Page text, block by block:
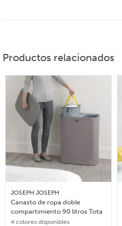
Productos relacionados
JOSEPH JOSEPH
Canasto de ropa doble
compartimiento 90 litros Tota
4 colores disponibles